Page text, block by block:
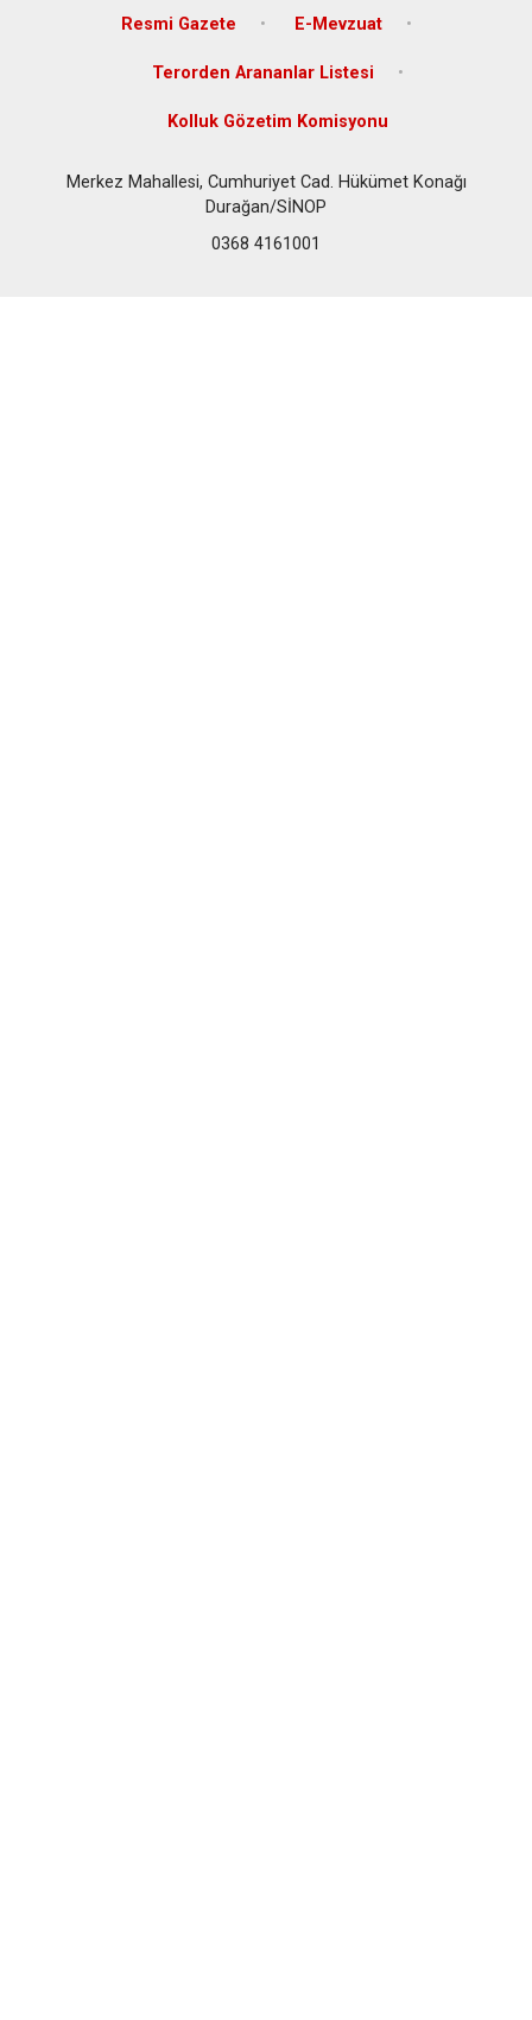
Resmi Gazete E-Mevzuat
Terorden Arananlar Listesi
Kolluk Gözetim Komisyonu
Merkez Mahallesi, Cumhuriyet Cad. Hükümet Konağı
Durağan/SİNOP
0368 4161001